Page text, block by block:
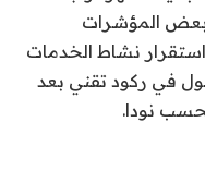
بعض المؤشرات
واستقرار نشاط الخدمات
في ركود تقني بعد
نودا.